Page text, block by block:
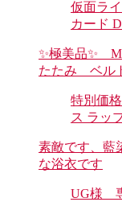
仮面ラ
カード
✨極美品✨
たたみ ベル
特別価
ス ラッ
素敵です、藍
な浴衣です
UG様